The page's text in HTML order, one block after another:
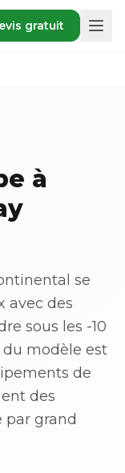
gratuit
à
se
avec des
sous les -10
du modèle est
de
des
par grand